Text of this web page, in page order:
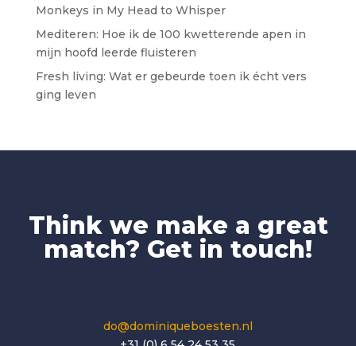
Monkeys in My Head to Whisper
Mediteren: Hoe ik de 100 kwetterende apen in
mijn hoofd leerde fluisteren
Fresh living: Wat er gebeurde toen ik écht vers
ging leven
Think we make a great
match? Get in touch!
do@dominiqueboesten.nl